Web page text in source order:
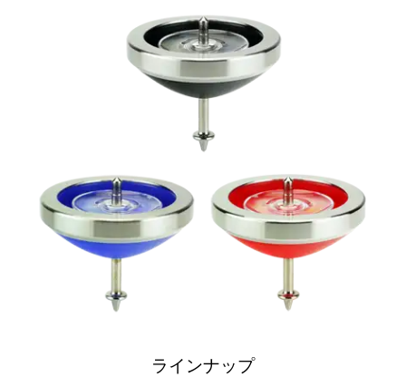
ラインナップ